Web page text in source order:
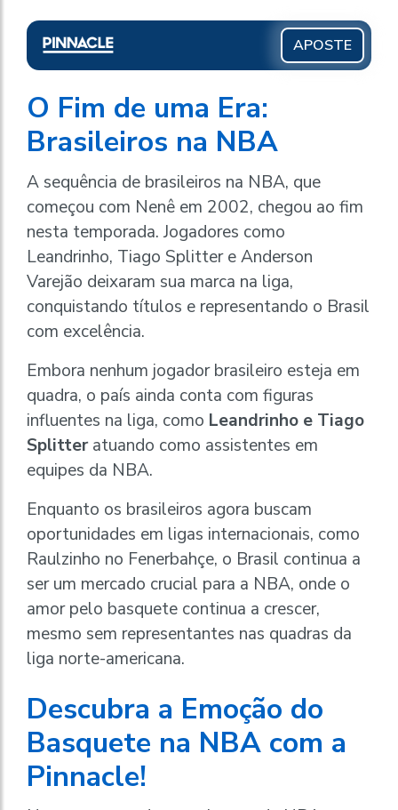
APOSTE
O Fim de uma Era:
Brasileiros na NBA
A sequência de brasileiros na NBA, que
começou com Nenê em 2002, chegou ao fim
nesta temporada. Jogadores como
Leandrinho, Tiago Splitter e Anderson
Varejão deixaram sua marca na liga,
conquistando títulos e representando o Brasil
com excelência.
Embora nenhum jogador brasileiro esteja em
quadra, o país ainda conta com figuras
influentes na liga, como Leandrinho e Tiago
Splitteratuando como assistentes em
equipes da NBA.
Enquanto os brasileiros agora buscam
oportunidades em ligas internacionais, como
Raulzinho no Fenerbahçe, o Brasil continua a
ser um mercado crucial para a NBA, onde o
amor pelo basquete continua a crescer,
mesmo sem representantes nas quadras da
liga norte-americana.
Descubra a Emoção do
Basquete na NBA com a
Pinnacle!